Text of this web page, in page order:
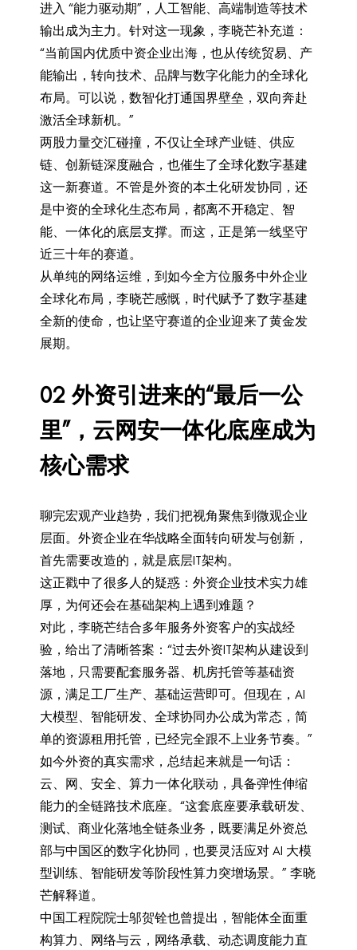
进入 “能力驱动期”，人工智能、高端制造等技术
输出成为主力。针对这一现象，李晓芒补充道：
“当前国内优质中资企业出海，也从传统贸易、产
能输出，转向技术、品牌与数字化能力的全球化
布局。可以说，数智化打通国界壁垒，双向奔赴
激活全球新机。”
两股力量交汇碰撞，不仅让全球产业链、供应
链、创新链深度融合，也催生了全球化数字基建
这一新赛道。不管是外资的本土化研发协同，还
是中资的全球化生态布局，都离不开稳定、智
能、一体化的底层支撑。而这，正是第一线坚守
近三十年的赛道。
从单纯的网络运维，到如今全方位服务中外企业
全球化布局，李晓芒感慨，时代赋予了数字基建
全新的使命，也让坚守赛道的企业迎来了黄金发
展期。
02 外资引进来的“最后一公
里”，云网安一体化底座成为
核心需求
聊完宏观产业趋势，我们把视角聚焦到微观企业
层面。外资企业在华战略全面转向研发与创新，
首先需要改造的，就是底层IT架构。
这正戳中了很多人的疑惑：外资企业技术实力雄
厚，为何还会在基础架构上遇到难题？
对此，李晓芒结合多年服务外资客户的实战经
验，给出了清晰答案：“过去外资IT架构从建设到
落地，只需要配套服务器、机房托管等基础资
源，满足工厂生产、基础运营即可。但现在，AI
大模型、智能研发、全球协同办公成为常态，简
单的资源租用托管，已经完全跟不上业务节奏。”
如今外资的真实需求，总结起来就是一句话：
云、网、安全、算力一体化联动，具备弹性伸缩
能力的全链路技术底座。“这套底座要承载研发、
测试、商业化落地全链条业务，既要满足外资总
部与中国区的数字化协同，也要灵活应对 AI 大模
型训练、智能研发等阶段性算力突增场景。” 李晓
芒解释道。
中国工程院院士邬贺铨也曾提出，智能体全面重
构算力、网络与云，网络承载、动态调度能力直